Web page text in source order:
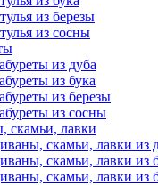
из березы
из сосны
из дуба
из бука
из березы
из сосны
скамьи, лавки
скамьи, лавки из
скамьи, лавки из
скамьи, лавки из